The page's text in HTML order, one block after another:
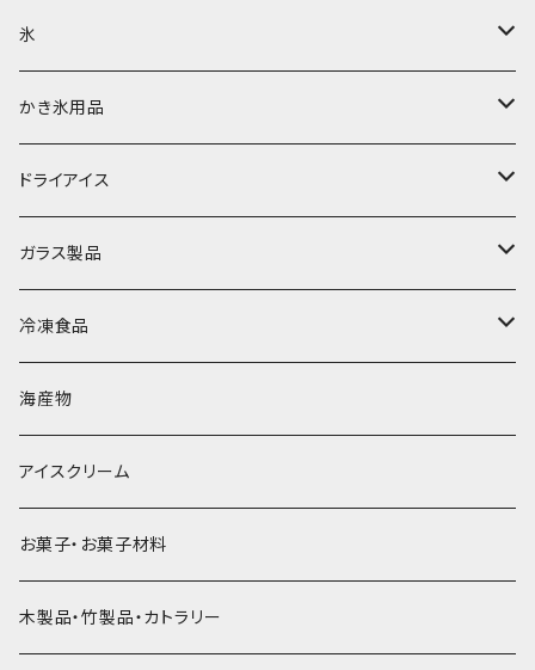
氷
富士天然水の氷
丸氷
直径70mm
直径65mm
角氷
砕氷
氷河の氷
氷アイテム
かき氷用品
かき氷シロップ
無果汁1.8Lパック
無果汁1Lパック
無添加瓶シロップ
かき氷機・かき氷器
かき氷カップ
発泡スチロール無地-使い捨て
発泡スチロールプリント柄
かき氷スプーン・スプーンストロー
プラスチック・スプーン
プラスチック・スプーンストロー
コンデンスミルク・練乳・あんこ
かき氷セット
その他かき氷用品
ドライアイス
ドライアイス3ｋｇ
ドライアイス4ｋｇ
ドライアイス5ｋｇ
ドライアイス8ｋｇ
ドライアイス10ｋｇ
ドライアイス15ｋｇ
ガラス製品
オンザロック・グラス
ビール・グラス
タンブラー
かき氷器
冷凍食品
肉まん・あんまん
パスタ・スパゲッティ
惣菜
海産物
アイスクリーム
お菓子・お菓子材料
木製品・竹製品・カトラリー